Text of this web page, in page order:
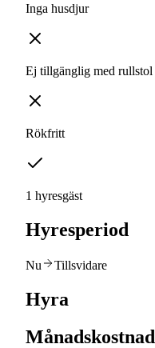
Inga husdjur
Ej tillgänglig med rullstol
Rökfritt
1 hyresgäst
Hyresperiod
Nu Tillsvidare
Hyra
Månadskostnad